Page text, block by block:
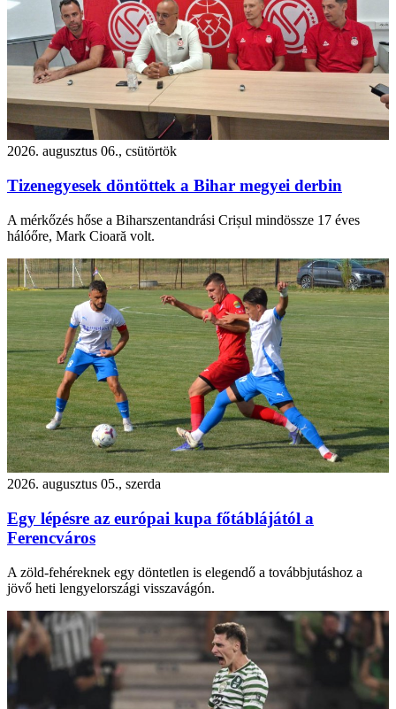
2026. augusztus 06., csütörtök
Tizenegyesek döntöttek a Bihar megyei derbin
A mérkőzés hőse a Biharszentandrási Crișul mindössze 17 éves
hálóőre, Mark Cioară volt.
2026. augusztus 05., szerda
Egy lépésre az európai kupa főtáblájától a
Ferencváros
A zöld-fehéreknek egy döntetlen is elegendő a továbbjutáshoz a
jövő heti lengyelországi visszavágón.